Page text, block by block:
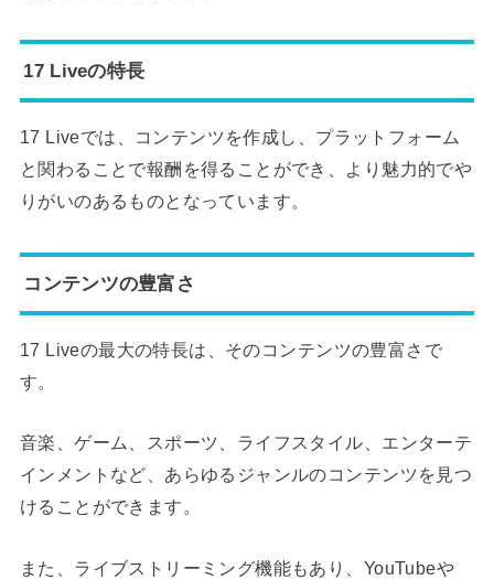
17 Liveの特長
17 Liveでは、コンテンツを作成し、プラットフォーム
と関わることで報酬を得ることができ、より魅力的でや
りがいのあるものとなっています。
コンテンツの豊富さ
17 Liveの最大の特長は、そのコンテンツの豊富さで
す。
音楽、ゲーム、スポーツ、ライフスタイル、エンターテ
インメントなど、あらゆるジャンルのコンテンツを見つ
けることができます。
また、ライブストリーミング機能もあり、YouTubeや